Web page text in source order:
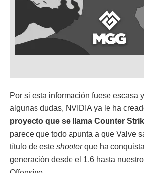
Por si esta información fuese escasa
algunas dudas, NVIDIA ya le ha
proyecto que se llama Counter
parece que todo apunta a que Valve
título de este shooterque ha
generación desde el 1.6 hasta